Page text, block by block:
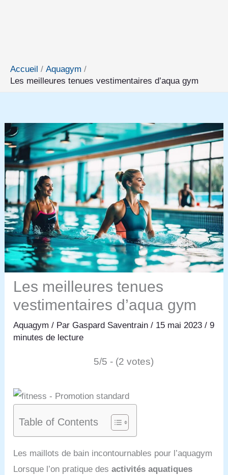
Accueil
Aquagym
Les meilleures tenues vestimentaires d’aqua gym
Les meilleures tenues
vestimentaires d’aqua gym
Aquagym / ParGaspard Saventrain/ 15 mai 2023/9
minutes de lecture
5/5 - (2 votes)
Table of Contents
Les maillots de bain incontournables pour l’aquagym
Lorsque l’on pratique desactivités aquatiques